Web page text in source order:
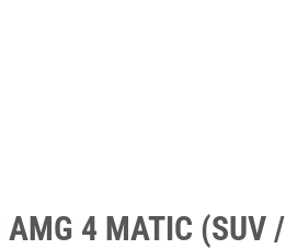
AMG 4 MATIC (SUV /